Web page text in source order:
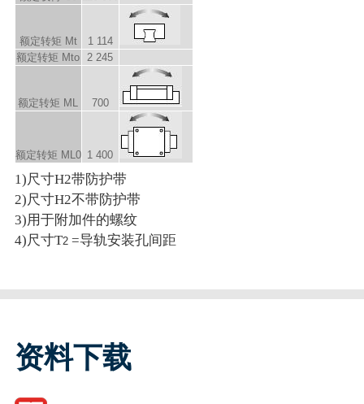
额定转矩 Mt
1 114
额定转矩 Mto 2 245
额定转矩 M L 700
额定转矩 M L0 1 400
1)尺寸H2带防护带
2)尺寸H2不带防护带
3)用于附加件的螺纹
4)尺寸T2 =导轨安装孔间距
资料下载